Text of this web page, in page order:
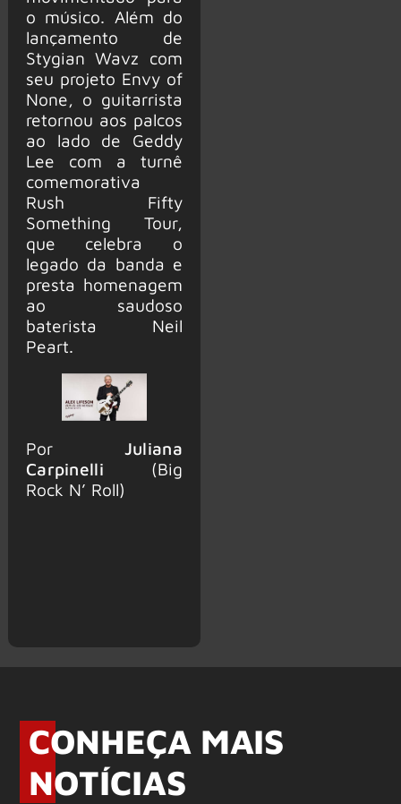
o músico. Além do
lançamento de
Stygian Wavz com
seu projeto Envy of
None, o guitarrista
retornou aos palcos
ao lado de Geddy
Lee com a turnê
comemorativa
Rush Fifty
Something Tour,
que celebra o
legado da banda e
presta homenagem
ao saudoso
baterista Neil
Peart.
Por Juliana
Carpinelli (Big
Rock N’ Roll)
CONHEÇA MAIS
NOTÍCIAS